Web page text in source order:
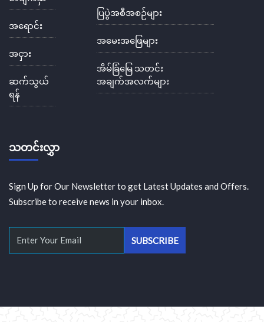
အရောင်း
အငှား
ဆက်သွယ်
ရန်
ပြပွဲအစီအစဉ်များ
အမေးအဖြေများ
အိမ်ခြံမြေ သတင်း
အချက်အလက်များ
သတင်းလွှာ
Sign Up for Our Newsletter to get Latest Updates and Offers.
Subscribe to receive news in your inbox.